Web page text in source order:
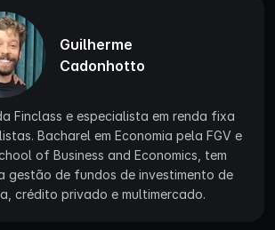
Guilherme
Cadonhotto
Finclass e especialista em renda fixa
Bacharel em Economia pela FGV e
of Business and Economics, tem
gestão de fundos de investimento de
crédito privado e multimercado.